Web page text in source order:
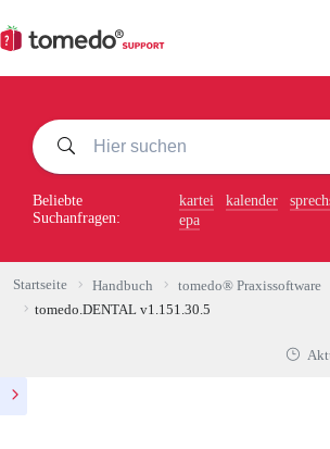
Inhalt
springen
Beliebte
Suchanfragen:
kartei kalender
epa
Startseite Handbuch tomedo® Praxissoftware
tomedo.DENTAL v1.151.30.5